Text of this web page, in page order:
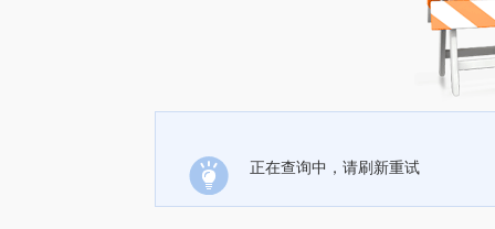
正在查询中，请刷新重试